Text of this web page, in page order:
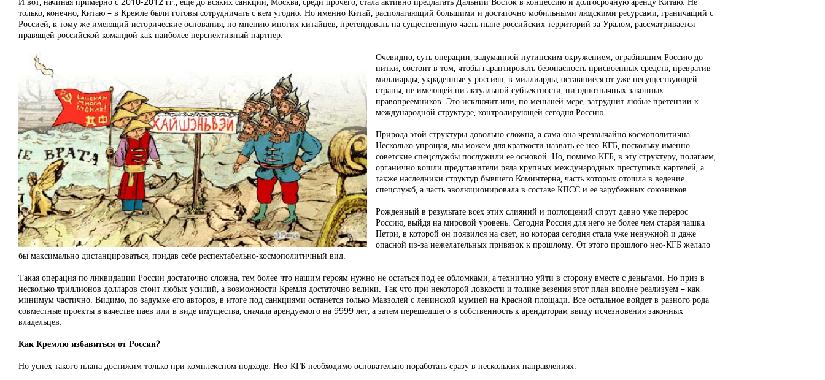
только, конечно, Китаю – в Кремле были готовы сотрудничать с кем угодно. Но именно Китай, располагающий большими и достаточно мобильными людскими ресурсами, граничащий с
Россией, к тому же имеющий исторические основания, по мнению многих китайцев, претендовать на существенную часть ныне российских территорий за Уралом, рассматривается
правящей российской командой как наиболее перспективный партнер.
Очевидно, суть операции, задуманной путинским окружением, ограбившим Россию до
нитки, состоит в том, чтобы гарантировать безопасность присвоенных средств, превратив
миллиарды, украденные у россиян, в миллиарды, оставшиеся от уже несуществующей
страны, не имеющей ни актуальной субъектности, ни однозначных законных
правопреемников. Это исключит или, по меньшей мере, затруднит любые претензии к
международной структуре, контролирующей сегодня Россию.
Природа этой структуры довольно сложна, а сама она чрезвычайно космополитична.
Несколько упрощая, мы можем для краткости назвать ее нео-КГБ, поскольку именно
советские спецслужбы послужили ее основой. Но, помимо КГБ, в эту структуру, полагаем,
органично вошли представители ряда крупных международных преступных картелей, а
также наследники структур бывшего Коминтерна, часть которых отошла в ведение
спецслужб, а часть эволюционировала в составе КПСС и ее зарубежных союзников.
Рожденный в результате всех этих слияний и поглощений спрут давно уже перерос
Россию, выйдя на мировой уровень. Сегодня Россия для него не более чем старая чашка
Петри, в которой он появился на свет, но которая сегодня стала уже ненужной и даже
опасной из-за нежелательных привязок к прошлому. От этого прошлого нео-КГБ желало
бы максимально дистанцироваться, придав себе респектабельно-космополитичный вид.
Такая операция по ликвидации России достаточно сложна, тем более что нашим героям нужно не остаться под ее обломками, а технично уйти в сторону вместе с деньгами. Но приз в
несколько триллионов долларов стоит любых усилий, а возможности Кремля достаточно велики. Так что при некоторой ловкости и толике везения этот план вполне реализуем – как
минимум частично. Видимо, по задумке его авторов, в итоге под санкциями останется только Мавзолей с ленинской мумией на Красной площади. Все остальное войдет в разного рода
совместные проекты в качестве паев или в виде имущества, сначала арендуемого на 9999 лет, а затем перешедшего в собственность к арендаторам ввиду исчезновения законных
владельцев.
Как Кремлю избавиться от России?
Но успех такого плана достижим только при комплексном подходе. Нео-КГБ необходимо основательно поработать сразу в нескольких направлениях.